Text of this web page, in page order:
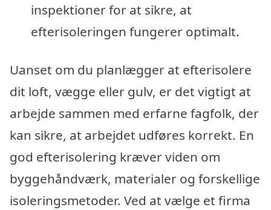
inspektioner for at sikre, at
efterisoleringen fungerer optimalt.
Uanset om du planlægger at efterisolere
dit loft, vægge eller gulv, er det vigtigt at
arbejde sammen med erfarne fagfolk, der
kan sikre, at arbejdet udføres korrekt. En
god efterisolering kræver viden om
byggehåndværk, materialer og forskellige
isoleringsmetoder. Ved at vælge et firma